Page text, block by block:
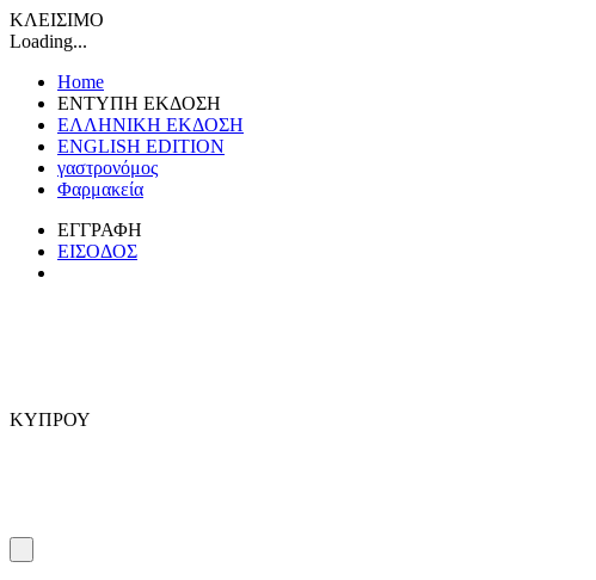
ΚΛΕΙΣΙΜΟ
Loading...
Home
ΕΝΤΥΠΗ ΕΚΔΟΣΗ
ΕΛΛΗΝΙΚΗ ΕΚΔΟΣΗ
ENGLISH EDITION
γαστρονόμος
Φαρμακεία
ΕΓΓΡΑΦΗ
ΕΙΣΟΔΟΣ
ΚΥΠΡΟΥ